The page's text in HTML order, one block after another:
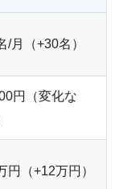
/月（+30名）
円（変化な
円（+12万円）